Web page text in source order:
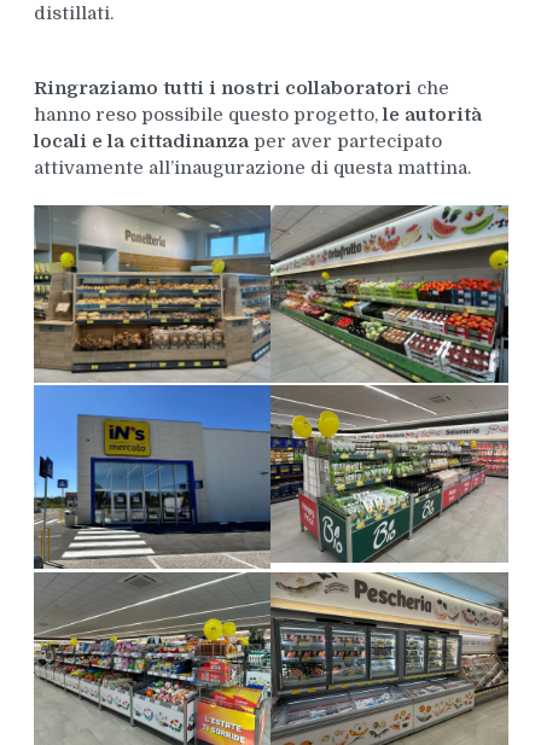
distillati.
Ringraziamo tutti i nostri collaboratoriche
hanno reso possibile questo progetto, le autorità
locali e la cittadinanza per aver partecipato
attivamente all’inaugurazione di questa mattina.